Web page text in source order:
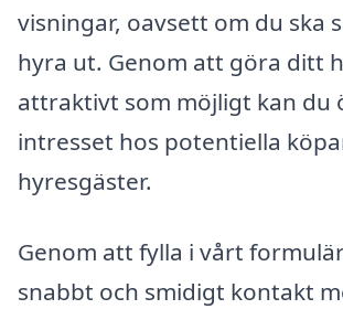
visningar, oavsett om du ska
hyra ut. Genom att göra ditt
attraktivt som möjligt kan du
intresset hos potentiella
hyresgäster.
Genom att fylla i vårt
snabbt och smidigt kontakt